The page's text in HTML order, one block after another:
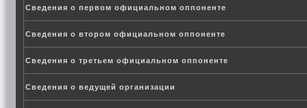
Сведения о первом официальном оппоненте
Сведения о втором официальном оппоненте
Сведения о третьем официальном оппоненте
Сведения о ведущей организации